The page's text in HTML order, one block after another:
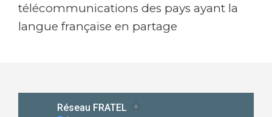
télécommunications des pays ayant la
langue française en partage